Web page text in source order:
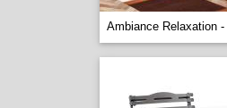
Ambiance Relaxation -